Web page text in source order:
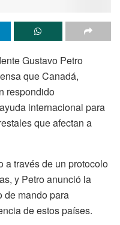
Gustavo Petro
que Canadá,
respondido
internacional para
que afectan a
a través de un protocolo
y Petro anunció la
de mando para
de estos países.